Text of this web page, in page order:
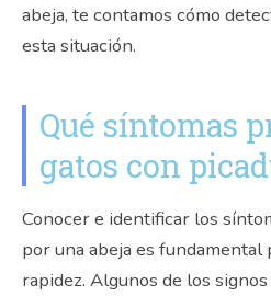
abeja, te contamos cómo
esta situación.
Qué síntomas
gatos con
Conocer e identificar los
por una abeja es fundamental
rapidez. Algunos de los